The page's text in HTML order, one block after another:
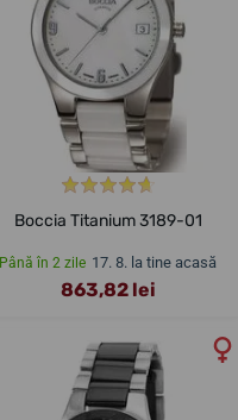
Boccia Titanium 3189-01
Până în 2 zile 17. 8. la tine acasă
863,82 lei